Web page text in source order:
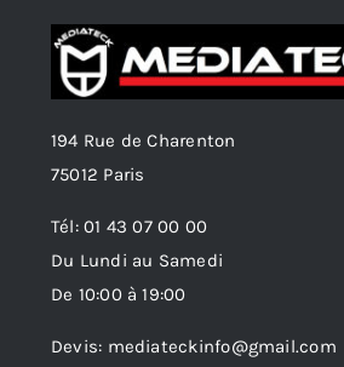
194 Rue de Charenton
75012 Paris
Tél: 01 43 07 00 00
Du Lundi au Samedi
De 10:00 à 19:00
Devis: mediateckinfo@gmail.com